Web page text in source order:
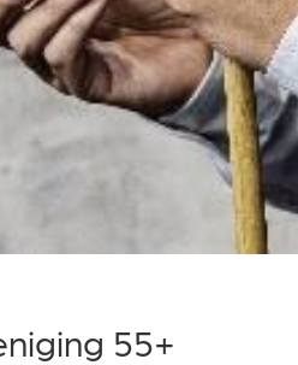
55+